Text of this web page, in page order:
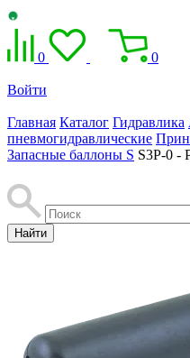
0 0
Войти
Главная Каталог Гидравлика
пневмогидравлические
Запасные баллоны S S3P-0 -
Найти